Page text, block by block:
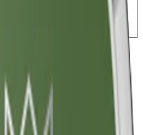
29,99 kr
Solnedgång Vit
& Lundgren(